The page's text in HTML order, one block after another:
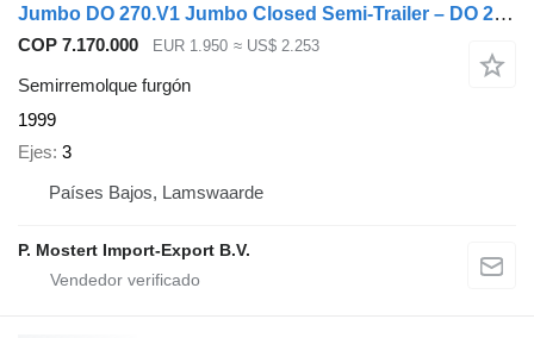
Jumbo DO 270.V1 Jumbo Closed Semi-Trailer – DO 270.V1 – 3 Axles – BPW
COP 7.170.000 EUR 1.950 ≈ US$ 2.253
Semirremolque furgón
1999
Ejes 3
Países Bajos, Lamswaarde
P. Mostert Import-Export B.V.